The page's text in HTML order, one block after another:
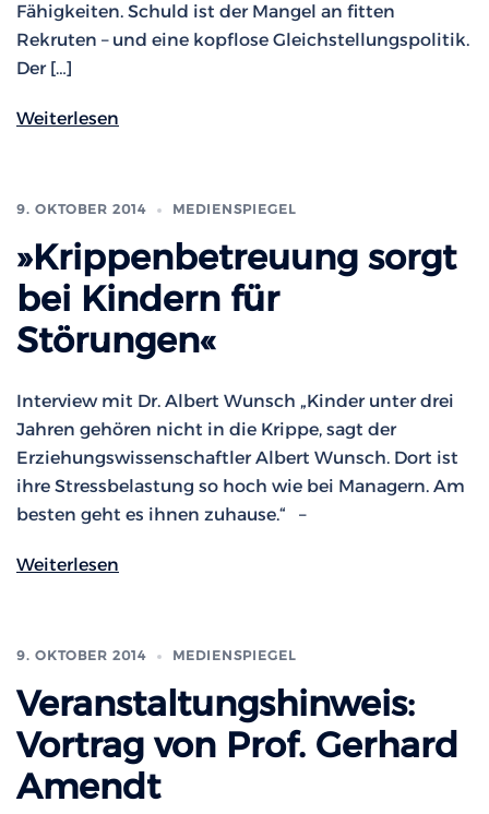
Fähigkeiten. Schuld ist der Mangel an fitten
Rekruten – und eine kopflose Gleichstellungspolitik.
Der […]
Weiterlesen
9. OKTOBER 2014 MEDIENSPIEGEL
»Krippenbetreuung sorgt
bei Kindern für
Störungen«
Interview mit Dr. Albert Wunsch „Kinder unter drei
Jahren gehören nicht in die Krippe, sagt der
Erziehungswissenschaftler Albert Wunsch. Dort ist
ihre Stressbelastung so hoch wie bei Managern. Am
besten geht es ihnen zuhause.“ –
Weiterlesen
9. OKTOBER 2014 MEDIENSPIEGEL
Veranstaltungshinweis:
Vortrag von Prof. Gerhard
Amendt